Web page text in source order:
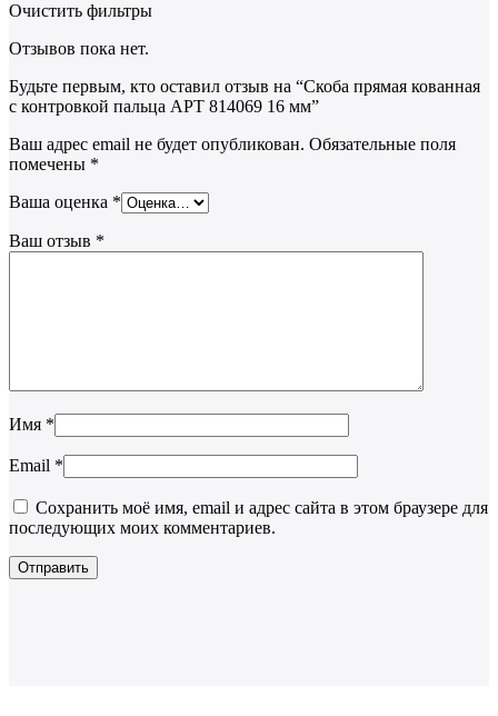
Очистить фильтры
Отзывов пока нет.
Будьте первым, кто оставил отзыв на “Скоба прямая кованная
с контровкой пальца АРТ 814069 16 мм”
Ваш адрес email не будет опубликован. Обязательные поля
помечены *
Ваша оценка *
Ваш отзыв *
Имя *
Email *
Сохранить моё имя, email и адрес сайта в этом браузере для
последующих моих комментариев.